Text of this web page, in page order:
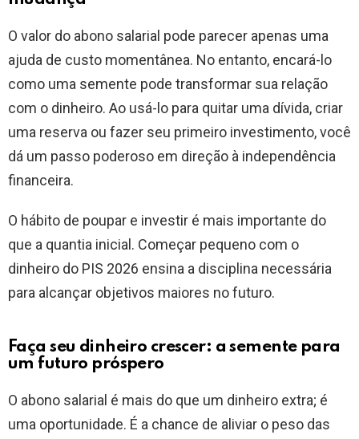
O valor do abono salarial pode parecer apenas uma
ajuda de custo momentânea. No entanto, encará-lo
como uma semente pode transformar sua relação
com o dinheiro. Ao usá-lo para quitar uma dívida, criar
uma reserva ou fazer seu primeiro investimento, você
dá um passo poderoso em direção à independência
financeira.
O hábito de poupar e investir é mais importante do
que a quantia inicial. Começar pequeno com o
dinheiro do PIS 2026 ensina a disciplina necessária
para alcançar objetivos maiores no futuro.
Faça seu dinheiro crescer: a semente para
um futuro próspero
O abono salarial é mais do que um dinheiro extra; é
uma oportunidade. É a chance de aliviar o peso das